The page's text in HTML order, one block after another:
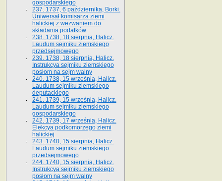
gospodarskiego
237. 1737, 6 października, Borki.
Uniwersał komisarza ziemi
halickiej z wezwaniem do
składania podatków
238. 1738, 18 sierpnia, Halicz.
Laudum sejmiku ziemskiego
przedsejmowego
239. 1738, 18 sierpnia, Halicz.
Instrukcya sejmiku ziemskiego
posłom na sejm walny
240. 1738, 15 września, Halicz.
Laudum sejmiku ziemskiego
deputackiego
241. 1739, 15 września, Halicz.
Laudum sejmiku ziemskiego
gospodarskiego
242. 1739, 17 września, Halicz.
Elekcya podkomorzego ziemi
halickiej
243. 1740, 15 sierpnia, Halicz.
Laudum sejmiku ziemskiego
przedsejmowego
244. 1740, 15 sierpnia, Halicz.
Instrukcya sejmiku ziemskiego
posłom na sejm walny